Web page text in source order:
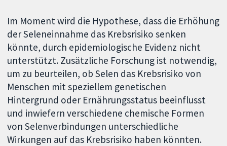
Im Moment wird die Hypothese, dass die Erhöhung
der Seleneinnahme das Krebsrisiko senken
könnte, durch epidemiologische Evidenz nicht
unterstützt. Zusätzliche Forschung ist notwendig,
um zu beurteilen, ob Selen das Krebsrisiko von
Menschen mit speziellem genetischen
Hintergrund oder Ernährungsstatus beeinflusst
und inwiefern verschiedene chemische Formen
von Selenverbindungen unterschiedliche
Wirkungen auf das Krebsrisiko haben könnten.